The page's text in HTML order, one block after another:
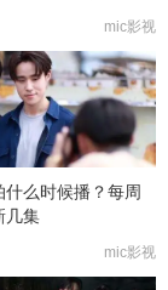
mic影视
什么时候播？每周
几集
mic影视